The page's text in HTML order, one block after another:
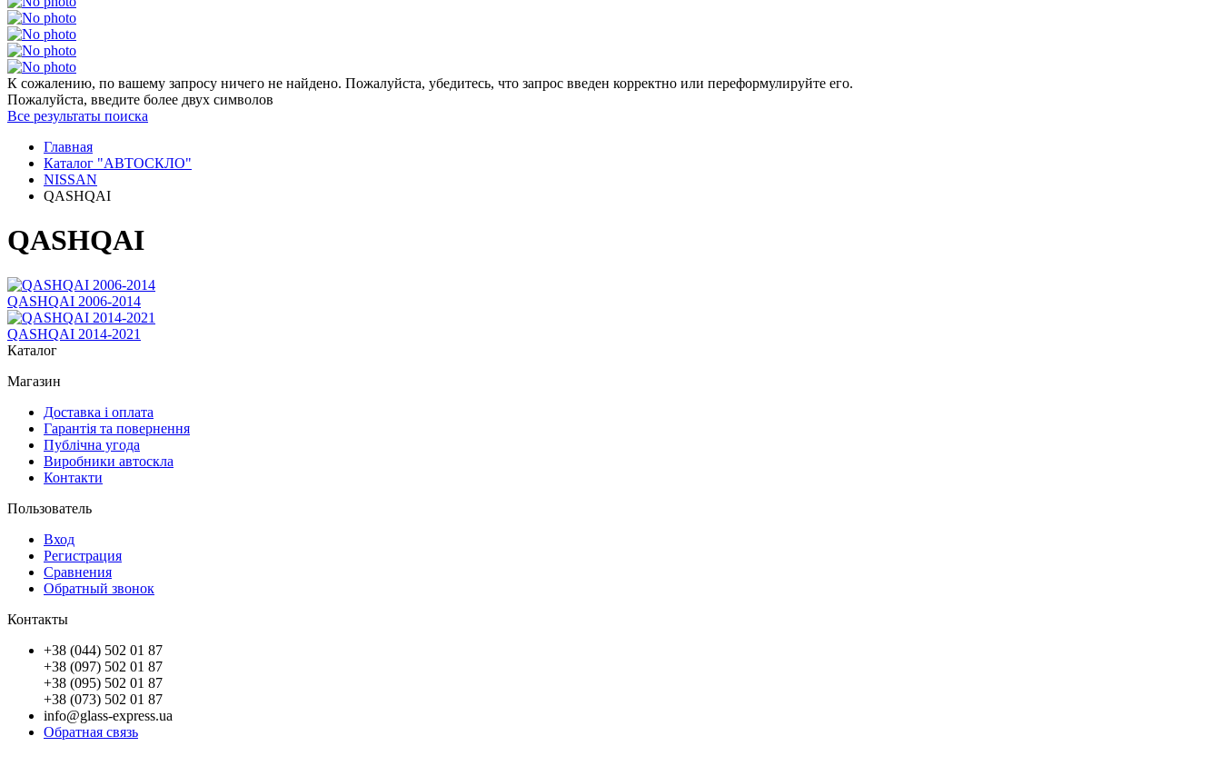
К сожалению, по вашему запросу ничего не найдено. Пожалуйста, убедитесь, что запрос введен корректно или переформулируйте его.
Пожалуйста, введите более двух символов
Все результаты поиска
Главная
Каталог "АВТОСКЛО"
NISSAN
QASHQAI
QASHQAI
QASHQAI 2006-2014
QASHQAI 2014-2021
Каталог
Магазин
Доставка і оплата
Гарантія та повернення
Публічна угода
Виробники автоскла
Контакти
Пользователь
Вход
Регистрация
Сравнения
Обратный звонок
Контакты
+38 (044) 502 01 87
+38 (097) 502 01 87
+38 (095) 502 01 87
+38 (073) 502 01 87
info@glass-express.ua
Обратная связь